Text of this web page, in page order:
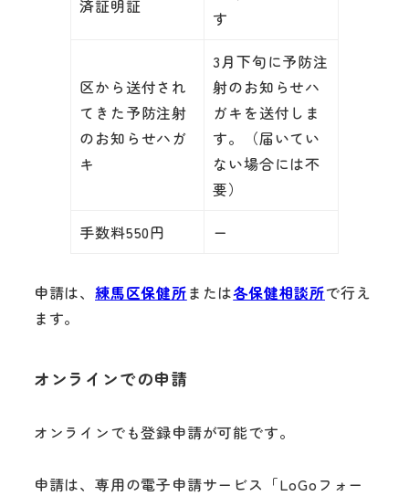
済証明証
す
区から送付され
てきた予防注射
のお知らせハガ
キ
3月下旬に予防注
射のお知らせハ
ガキを送付しま
す。（届いてい
ない場合には不
要）
手数料550円
ー
申請は、 練馬区保健所または各保健相談所で行え
ます。
オンラインでの申請
オンラインでも登録申請が可能です。
申請は、専用の電子申請サービス「LoGoフォー